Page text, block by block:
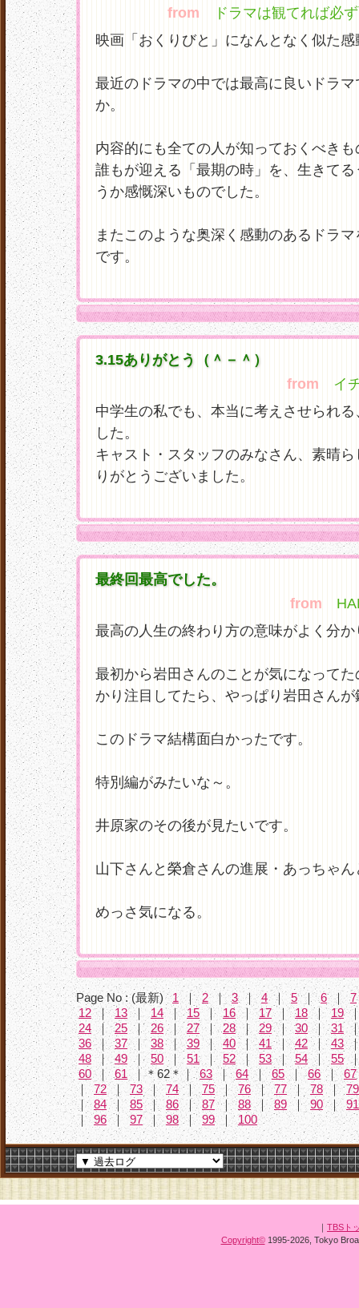
from ドラマは観てれば必
映画「おくりびと」になんとなく似た
最近のドラマの中では最高に良いドラ
か。
内容的にも全ての人が知っておくべきも
誰もが迎える「最期の時」を、生きて
うか感慨深いものでした。
またこのような奥深く感動のあるドラ
です。
3.15ありがとう（＾－＾）
from イ
中学生の私でも、本当に考えさせられ
した。
キャスト・スタッフのみなさん、素晴
りがとうございました。
最終回最高でした。
from
最高の人生の終わり方の意味がよく分
最初から岩田さんのことが気になって
かり注目してたら、やっぱり岩田さん
このドラマ結構面白かったです。
特別編がみたいな～。
井原家のその後が見たいです。
山下さんと榮倉さんの進展・あっちゃ
めっさ気になる。
Page No : (最新) 1 ｜ 2 ｜3 ｜4 ｜ 5 ｜ 6 ｜
7
12 ｜ 13 ｜ 14｜ 15 ｜ 16 ｜ 17｜ 18 ｜ 19
24 ｜25｜ 26 ｜ 27｜ 28 ｜ 29｜ 30 ｜31
36 ｜ 37 ｜ 38｜39 ｜ 40 ｜ 41 ｜ 42 ｜43
48
｜ 49 ｜ 50｜51 ｜ 52 ｜ 53 ｜ 54 ｜ 55
60 ｜ 61 ｜＊62＊｜63 ｜ 64 ｜65 ｜66 ｜67
｜
72｜ 73 ｜74 ｜ 75 ｜ 76 ｜ 77 ｜ 78 ｜79
｜ 84 ｜ 85 ｜86 ｜ 87 ｜ 88 ｜ 89 ｜ 90 ｜ 91
｜ 96｜ 97 ｜98 ｜99 ｜ 100
｜ TBSト
Copyright© 1995-2026, Tokyo